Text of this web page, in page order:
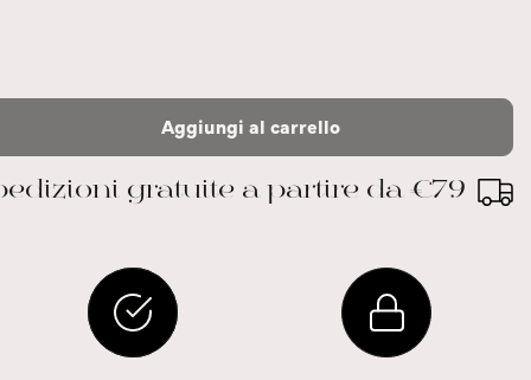
Aggiungi al carrello
gratuite a partire da €79